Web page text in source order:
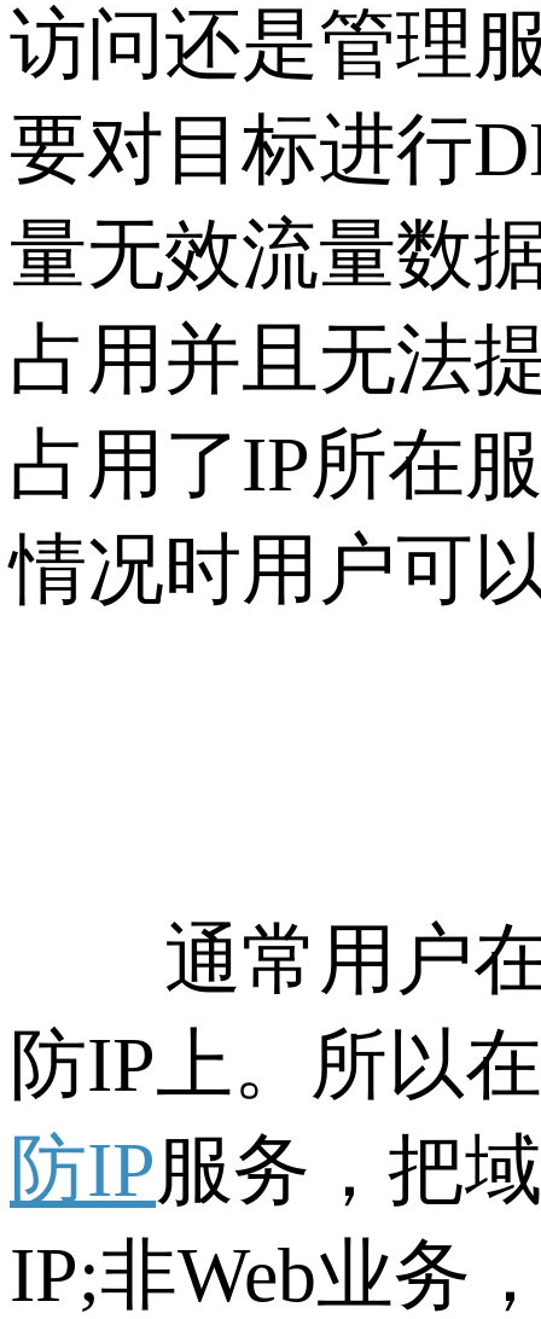
访问还是管理
要对目标进行
量无效流量数
占用并且无法
占用了IP所在
情况时用户可
通常用户在
防IP上。所以
防IP服务，把
IP;非Web业务